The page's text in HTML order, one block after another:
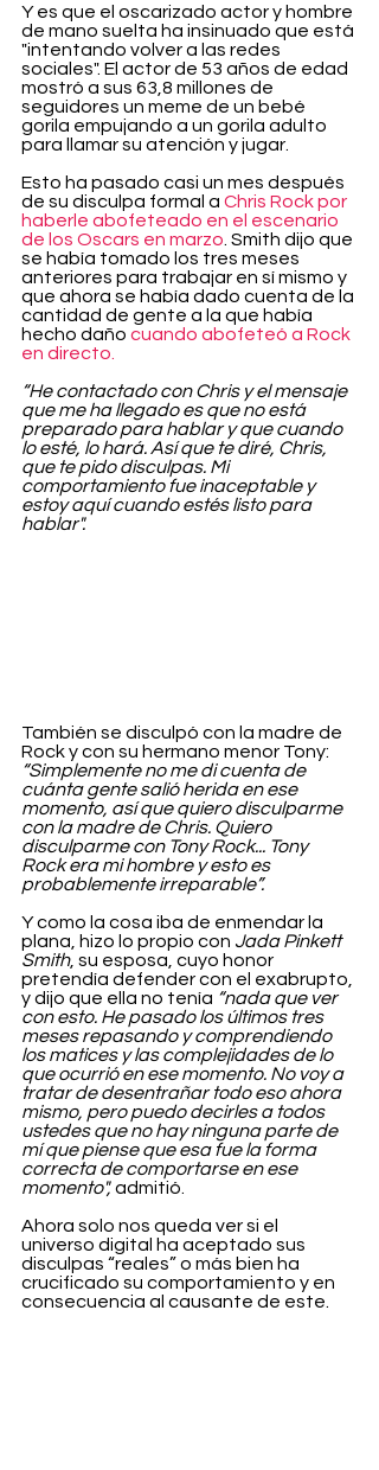
Y es que el oscarizado actor y hombre
de mano suelta ha insinuado que está
"intentando volver a las redes
sociales". El actor de 53 años de edad
mostró a sus 63,8 millones de
seguidores un meme de un bebé
gorila empujando a un gorila adulto
para llamar su atención y jugar.
Esto ha pasado casi un mes después
de su disculpa formal a Chris Rock por
haberle abofeteado en el escenario
de los Oscars en marzo . Smith dijo que
se había tomado los tres meses
anteriores para trabajar en sí mismo y
que ahora se había dado cuenta de la
cantidad de gente a la que había
hecho daño cuando abofeteó a Rock
en directo.
“He contactado con Chris y el mensaje
que me ha llegado es que no está
preparado para hablar y que cuando
lo esté, lo hará. Así que te diré, Chris,
que te pido disculpas. Mi
comportamiento fue inaceptable y
estoy aquí cuando estés listo para
hablar".
También se disculpó con la madre de
Rock y con su hermano menor Tony:
“Simplemente no me di cuenta de
cuánta gente salió herida en ese
momento, así que quiero disculparme
con la madre de Chris. Quiero
disculparme con Tony Rock... Tony
Rock era mi hombre y esto es
probablemente irreparable”.
Y como la cosa iba de enmendar la
plana, hizo lo propio con Jada Pinkett
Smith, su esposa, cuyo honor
pretendía defender con el exabrupto,
y dijo que ella no tenía “nada que ver
con esto. He pasado los últimos tres
meses repasando y comprendiendo
los matices y las complejidades de lo
que ocurrió en ese momento. No voy a
tratar de desentrañar todo eso ahora
mismo, pero puedo decirles a todos
ustedes que no hay ninguna parte de
mí que piense que esa fue la forma
correcta de comportarse en ese
momento", admitió.
Ahora solo nos queda ver si el
universo digital ha aceptado sus
disculpas “reales” o más bien ha
crucificado su comportamiento y en
consecuencia al causante de este.